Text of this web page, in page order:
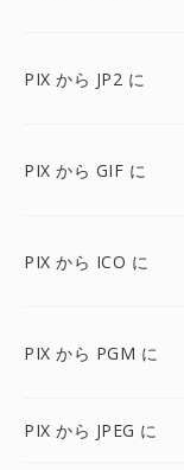
PIX から JP2 に
PIX から GIF に
PIX から ICO に
PIX から PGM に
PIX から JPEG に